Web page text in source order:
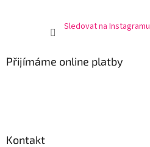
Sledovat na Instagramu
Přijímáme online platby
Kontakt